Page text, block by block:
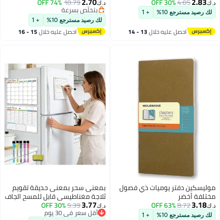
مناسب للمنزل أو المكتب (أسود)
د.ك‏
لك رصيد مسترجع 10% + 1
احصل عليه خلال 13 - 14
د.ك‏
بتخلّص بسرعة
بتخلّص بسرعة
لك رصيد مسترجع 10% + 1
احصل عليه خلال 15 - 16
موليسكين دفتر يوميات ذي فصول
مختلفة أخضر
د.ك‏3.18
8.72
63% OFF
لك رصيد مسترجع 10% + 1
بمعنى سحر بمعنى حديقة تقويم
ثلاجة مغناطيسي قابل للمسح الجاف
- تقويم شهري وقائمة اليوم،
سبورة بيضاء للثلاجة مع مغناطيس
د.ك‏3.77
5.39
30% OFF
أقل سعر في 30 يوم